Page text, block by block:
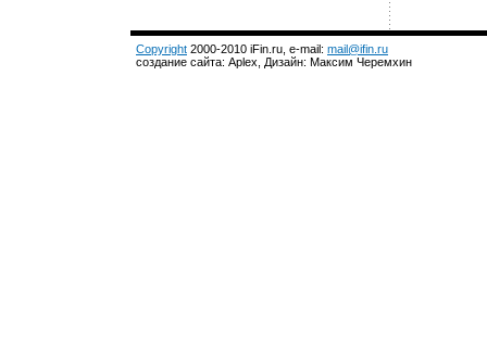
Copyright 2000-2010 iFin.ru, e-mail: mail@ifin.ru
создание сайта: Aplex, Дизайн: Максим Черемхин